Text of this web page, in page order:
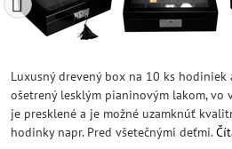
Luxusný drevený box na 10 ks hodiniek
ošetrený lesklým pianinovým lakom, vo
je presklené a je možné uzamknúť
hodinky napr. Pred všetečnými deťmi.